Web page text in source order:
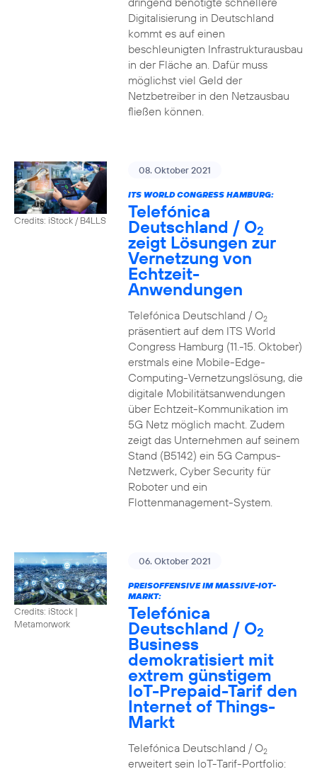
Digitalisierung in Deutschland
kommt es auf einen
beschleunigten Infrastrukturausbau
in der Fläche an. Dafür muss
möglichst viel Geld der
Netzbetreiber in den Netzausbau
fließen können.
Credits: iStock / B4LLS
08. Oktober 2021
ITS WORLD CONGRESS HAMBURG:
Telefónica
Deutschland / O2
zeigt Lösungen zur
Vernetzung von
Echtzeit-
Anwendungen
Telefónica Deutschland / O2
präsentiert auf dem ITS World
Congress Hamburg (11.-15. Oktober)
erstmals eine Mobile-Edge-
Computing-Vernetzungslösung, die
digitale Mobilitätsanwendungen
über Echtzeit-Kommunikation im
5G Netz möglich macht. Zudem
zeigt das Unternehmen auf seinem
Stand (B5142) ein 5G Campus-
Netzwerk, Cyber Security für
Roboter und ein
Flottenmanagement-System.
Credits: iStock |
Metamorwork
06. Oktober 2021
PREISOFFENSIVE IM MASSIVE-IOT-
MARKT:
Telefónica
Deutschland / O2
Business
demokratisiert mit
extrem günstigem
IoT-Prepaid-Tarif den
Internet of Things-
Markt
Telefónica Deutschland / O2
erweitert sein IoT-Tarif-Portfolio: